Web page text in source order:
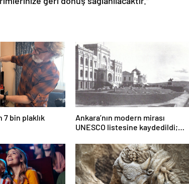
7 bin plaklık
Ankara’nın modern mirası
UNESCO listesine kaydedildi;
80 oldu